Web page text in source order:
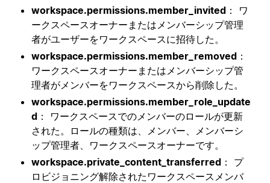
workspace.permissions.member_invited ： ワ
ークスペースオーナーまたはメンバーシップ管理
者がユーザーをワークスペースに招待した。
workspace.permissions.member_removed ：
ワークスペースオーナーまたはメンバーシップ管
理者がメンバーをワークスペースから削除した。
workspace.permissions.member_role_update
d ： ワークスペースでのメンバーのロールが更新
された。ロールの種類は、メンバー、メンバーシ
ップ管理者、ワークスペースオーナーです。
workspace.private_content_transferred ： プ
ロビジョニング解除されたワークスペースメンバ